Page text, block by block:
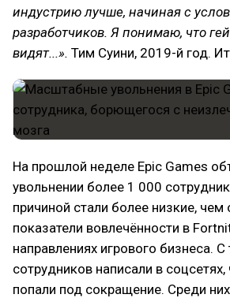
индустрию лучше, начиная с
разработчиков. Я понимаю, что
видят...». Тим Суини, 2019-й год.
На прошлой неделе Epic Games
увольнении более 1 000
причиной стали более низкие,
показатели вовлечённости в
направлениях игрового бизнеса. С
сотрудников написали в
попали под сокращение. Среди